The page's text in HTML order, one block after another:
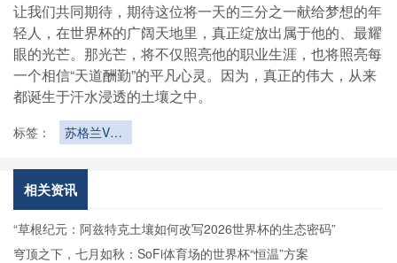
让我们共同期待，期待这位将一天的三分之一献给梦想的年
轻人，在世界杯的广阔天地里，真正绽放出属于他的、最耀
眼的光芒。那光芒，将不仅照亮他的职业生涯，也将照亮每
一个相信“天道酬勤”的平凡心灵。因为，真正的伟大，从来
都诞生于汗水浸透的土壤之中。
标签：
苏格兰VS
格兰VS巴
西在线直播
相关资讯
“草根纪元：阿兹特克土壤如何改写2026世界杯的生态密码”
穹顶之下，七月如秋：SoFi体育场的世界杯“恒温”方案